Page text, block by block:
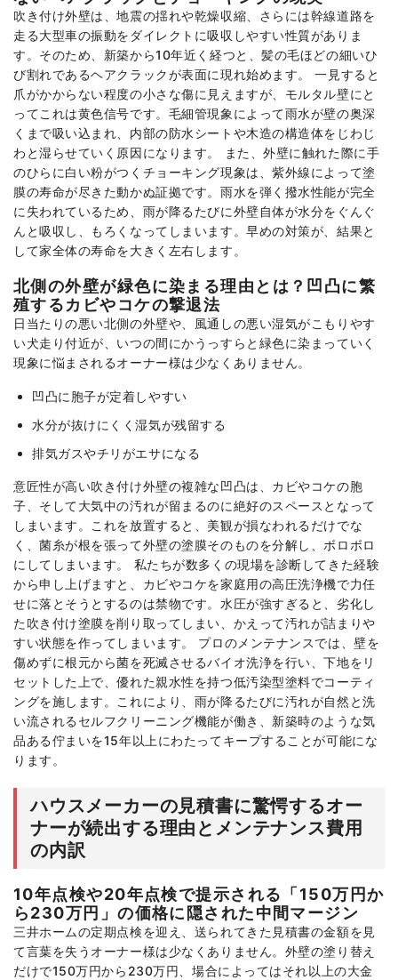
吹き付け外壁は、地震の揺れや乾燥収縮、さらには幹線道路を
走る大型車の振動をダイレクトに吸収しやすい性質がありま
す。そのため、新築から10年近く経つと、髪の毛ほどの細いひ
び割れであるヘアクラックが表面に現れ始めます。 一見すると
爪がかからない程度の小さな傷に見えますが、モルタル壁にと
ってこれは黄色信号です。毛細管現象によって雨水が壁の奥深
くまで吸い込まれ、内部の防水シートや木造の構造体をじわじ
わと湿らせていく原因になります。 また、外壁に触れた際に手
のひらに白い粉がつくチョーキング現象は、紫外線によって塗
膜の寿命が尽きた動かぬ証拠です。雨水を弾く撥水性能が完全
に失われているため、雨が降るたびに外壁自体が水分をぐんぐ
んと吸収し、もろくなってしまいます。早めの対策が、結果と
して家全体の寿命を大きく左右します。
北側の外壁が緑色に染まる理由とは？凹凸に繁
殖するカビやコケの撃退法
日当たりの悪い北側の外壁や、風通しの悪い湿気がこもりやす
い犬走り付近が、いつの間にかうっすらと緑色に染まっていく
現象に悩まされるオーナー様は少なくありません。
凹凸に胞子が定着しやすい
水分が抜けにくく湿気が残留する
排気ガスやチリがエサになる
意匠性が高い吹き付け外壁の複雑な凹凸は、カビやコケの胞
子、そして大気中の汚れが留まるのに絶好のスペースとなって
しまいます。これを放置すると、美観が損なわれるだけでな
く、菌糸が根を張って外壁の塗膜そのものを分解し、ボロボロ
にしてしまいます。 私たちが数多くの現場を診断してきた経験
から申し上げますと、カビやコケを家庭用の高圧洗浄機で力任
せに落とそうとするのは禁物です。水圧が強すぎると、劣化し
た吹き付け塗膜を削り取ってしまい、かえって汚れが詰まりや
すい状態を作ってしまいます。 プロのメンテナンスでは、壁を
傷めずに根元から菌を死滅させるバイオ洗浄を行い、下地をリ
セットした上で、優れた親水性を持つ低汚染型塗料でコーティ
ングを施します。これにより、雨が降るたびに汚れが自然と洗
い流されるセルフクリーニング機能が働き、新築時のような気
品ある佇まいを15年以上にわたってキープすることが可能にな
ります。
ハウスメーカーの見積書に驚愕するオー
ナーが続出する理由とメンテナンス費用
の内訳
10年点検や20年点検で提示される「150万円か
ら230万円」の価格に隠された中間マージン
三井ホームの定期点検を迎え、送られてきた見積書の金額を見
て言葉を失うオーナー様は少なくありません。外壁の塗り替え
だけで150万円から230万円、場合によってはそれ以上の大金